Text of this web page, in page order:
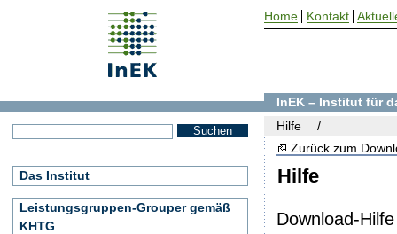
Hilfe
Zurück zum
Download-Hilfe
InEK – Institut für
Hilfe
Das Institut
Leistungsgruppen-Grouper gemäß
KHTG
Home Kontakt